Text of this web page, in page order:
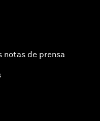
notas de prensa